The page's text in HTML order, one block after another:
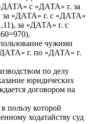
с «ДАТА» г. за
за «ДАТА» г. с «ДАТА»
за «ДАТА» г. с
чужими
г. по «ДАТА» г.
по делу
юридических
договором на
пользу которой
ходатайству суд